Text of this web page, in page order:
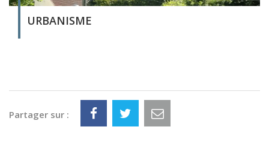
URBANISME
Partager sur :